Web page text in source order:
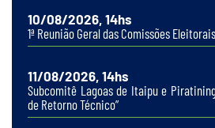
10/08/2026, 14hs
1ª Reunião Geral das Comissões Eleitorais
11/08/2026, 14hs
Subcomitê Lagoas de Itaipu e
de Retorno Técnico”